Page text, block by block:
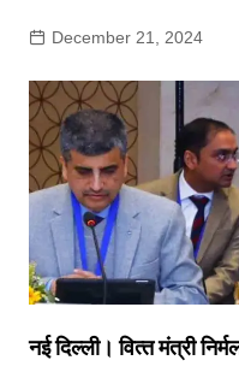
December 21, 2024
नई दिल्ली। व‍ित्‍त मंत्री